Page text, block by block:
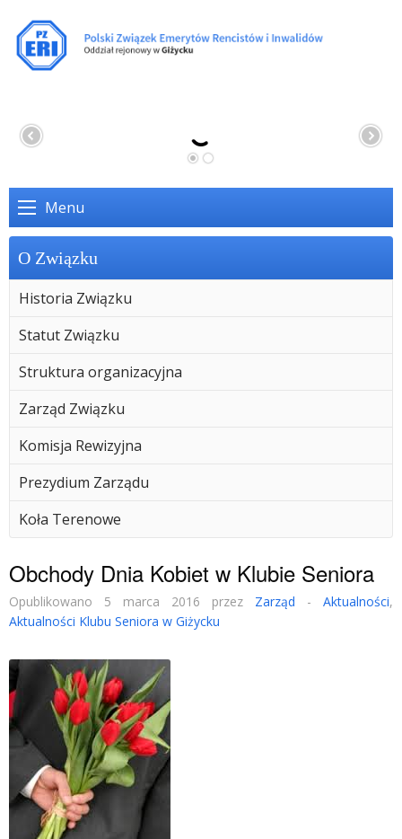
Menu
O Związku
Historia Związku
Statut Związku
Struktura organizacyjna
Zarząd Związku
Komisja Rewizyjna
Prezydium Zarządu
Koła Terenowe
Obchody Dnia Kobiet w Klubie Seniora
Opublikowano 5 marca 2016 przez Zarząd - Aktualności,
Aktualności Klubu Seniora w Giżycku